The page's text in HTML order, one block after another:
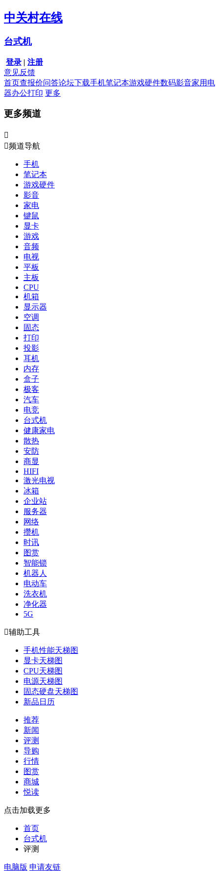
中关村在线
台式机
登录 | 注册
意见反馈
首页查报价问答论坛下载手机笔记本游戏硬件数码影音家用电
器办公打印 更多
更多频道

频道导航
手机
笔记本
游戏硬件
影音
家电
键鼠
显卡
游戏
音频
电视
平板
主板
CPU
机箱
显示器
空调
固态
打印
投影
耳机
内存
盒子
极客
汽车
电竞
台式机
健康家电
散热
安防
商显
HIFI
激光电视
冰箱
企业站
服务器
网络
攒机
时讯
图赏
智能锁
机器人
电动车
洗衣机
净化器
5G
辅助工具
手机性能天梯图
显卡天梯图
CPU天梯图
电源天梯图
固态硬盘天梯图
新品日历
推荐
新闻
评测
导购
行情
图赏
商城
悦读
点击加载更多
首页
台式机
评测
电脑版 申请友链